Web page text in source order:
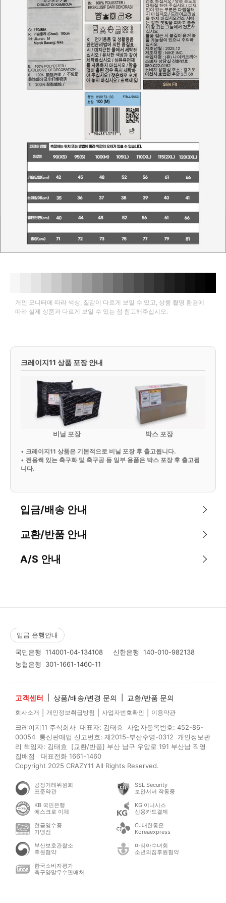
개인 모니터에 따라 색상, 질감이 다르게 보일 수 있고, 상품 촬영 환경에
따라 실제 상품과 다르게 보일 수 있는 점 참고해주십시오.
크레이지11 상품 포장 안내
비닐 포장 박스 포장
• 크레이지11 상품은 기본적으로 비닐 포장 후 출고됩니다.
• 전용쌕 있는 축구화 및 축구공 등 일부 용품은 박스 포장 후 출고됩
니다.
입금/배송 안내
교환/반품 안내
A/S 안내
입금 은행안내
국민은행 114001-04-134108 신한은행 140-010-982138
농협은행 301-1661-1460-11
고객센터 상품/배송/변경 문의 교환/반품 문의
회사소개 개인정보취급방침 사업자번호확인 이용약관
크레이지11 주식회사 대표자: 김태효 사업자등록번호: 452-86-
00054 통신판매업 신고번호: 제2015-부산수영-0312 개인정보관
리 책임자: 김태효 [교환/반품] 부산 남구 우암로 191 부산남 직영
집배점 대표전화 1661-1460
Copyright 2025 CRAZY11 All Rights Reserved.
공정거래위원회
표준약관
SSL Security
보안서버 작동중
KB 국민은행
에스크로 이체
KG 이니시스
신용카드결제
현금영수증
가맹점
CJ대한통운
Koreaexpress
부산보호관찰소
후원협약
마리아수녀회
소년의집후원협약
한국소비자평가
축구양말우수판매처